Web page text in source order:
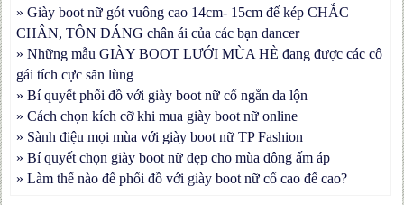
» Giày boot nữ gót vuông cao 14cm- 15cm đế kép CHẮC
CHÂN, TÔN DÁNG chân ái của các bạn dancer
» Những mẫu GIÀY BOOT LƯỚI MÙA HÈ đang được các cô
gái tích cực săn lùng
» Bí quyết phối đồ với giày boot nữ cổ ngắn da lộn
» Cách chọn kích cỡ khi mua giày boot nữ online
» Sành điệu mọi mùa với giày boot nữ TP Fashion
» Bí quyết chọn giày boot nữ đẹp cho mùa đông ấm áp
» Làm thế nào để phối đồ với giày boot nữ cổ cao đế cao?